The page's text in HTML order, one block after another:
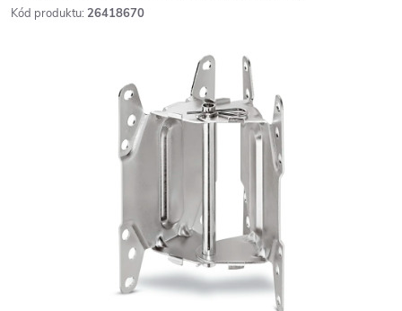
Kód produktu: 26418670